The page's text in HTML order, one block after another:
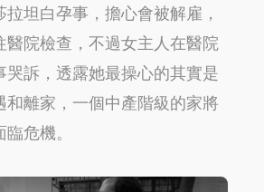
坦白孕事，擔心會被解雇，
醫院檢查，不過女主人在醫院
哭訴，透露她最操心的其實是
和離家，一個中產階級的家將
危機。